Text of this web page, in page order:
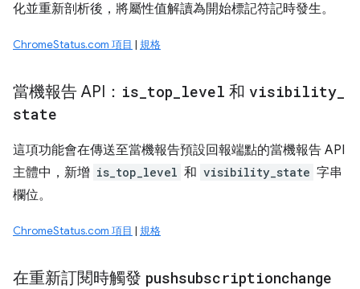
化並重新剖析後，將屬性值解讀為開始標記符記時發生。
ChromeStatus.com 項目 | 規格
當機報告 API： is top level 和 visibility
state
這項功能會在傳送至當機報告預設回報端點的當機報告 API
主體中，新增 is_top_level 和 visibility_state 字串
欄位。
ChromeStatus.com 項目 | 規格
在重新訂閱時觸發 pushsubscriptionchange